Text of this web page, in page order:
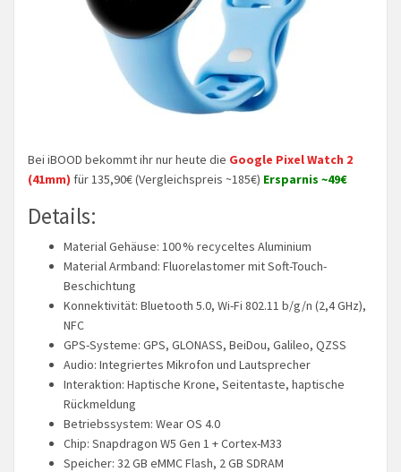
Bei iBOOD bekommt ihr nur heute die Google Pixel Watch 2
(41mm) für 135,90€ (Vergleichspreis ~185€) Ersparnis ~49€
Details:
Material Gehäuse: 100 % recyceltes Aluminium
Material Armband: Fluorelastomer mit Soft-Touch-
Beschichtung
Konnektivität: Bluetooth 5.0, Wi-Fi 802.11 b/g/n (2,4 GHz),
NFC
GPS-Systeme: GPS, GLONASS, BeiDou, Galileo, QZSS
Audio: Integriertes Mikrofon und Lautsprecher
Interaktion: Haptische Krone, Seitentaste, haptische
Rückmeldung
Betriebssystem: Wear OS 4.0
Chip: Snapdragon W5 Gen 1 + Cortex-M33
Speicher: 32 GB eMMC Flash, 2 GB SDRAM